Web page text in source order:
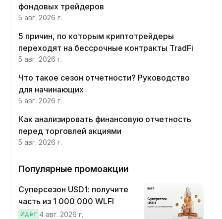
фондовых трейдеров
5 авг. 2026 г.
5 причин, по которым криптотрейдеры
переходят на бессрочные контракты TradFi
5 авг. 2026 г.
Что такое сезон отчетности? Руководство
для начинающих
5 авг. 2026 г.
Как анализировать финансовую отчетность
перед торговлей акциями
5 авг. 2026 г.
Популярные промоакции
Суперсезон USD1: получите
часть из 1 000 000 WLFI
Идёт 4 авг. 2026 г.